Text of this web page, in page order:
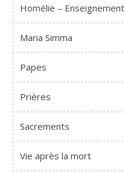
Homélie – Enseignement
Maria Simma
Papes
Prières
Sacrements
Vie après la mort